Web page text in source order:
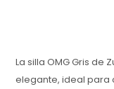
La silla OMG Gris de
elegante, ideal para